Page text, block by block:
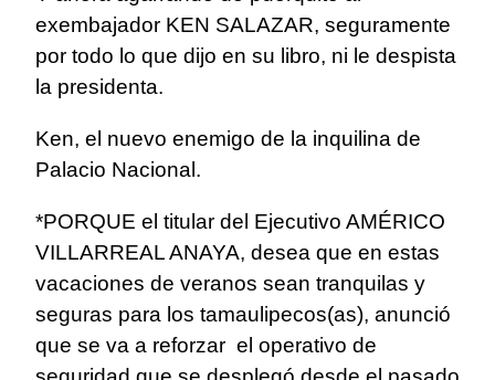
exembajador KEN SALAZAR, seguramente
por todo lo que dijo en su libro, ni le despista
la presidenta.
Ken, el nuevo enemigo de la inquilina de
Palacio Nacional.
*PORQUE el titular del Ejecutivo AMÉRICO
VILLARREAL ANAYA, desea que en estas
vacaciones de veranos sean tranquilas y
seguras para los tamaulipecos(as), anunció
que se va a reforzar el operativo de